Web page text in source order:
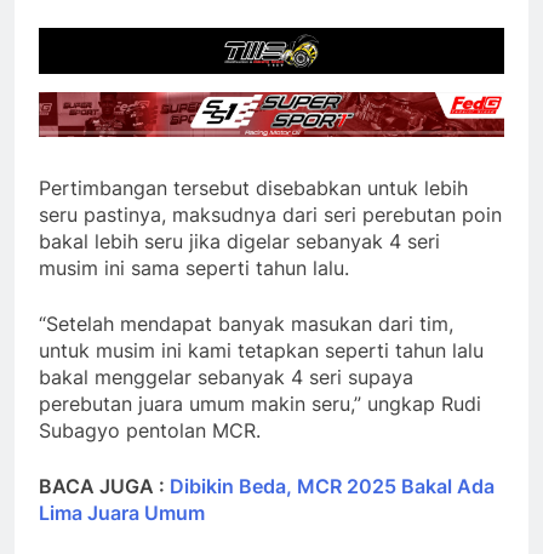
Pertimbangan tersebut disebabkan untuk lebih
seru pastinya, maksudnya dari seri perebutan poin
bakal lebih seru jika digelar sebanyak 4 seri
musim ini sama seperti tahun lalu.
“Setelah mendapat banyak masukan dari tim,
untuk musim ini kami tetapkan seperti tahun lalu
bakal menggelar sebanyak 4 seri supaya
perebutan juara umum makin seru,” ungkap Rudi
Subagyo pentolan MCR.
BACA JUGA : Dibikin Beda, MCR 2025 Bakal Ada
Lima Juara Umum